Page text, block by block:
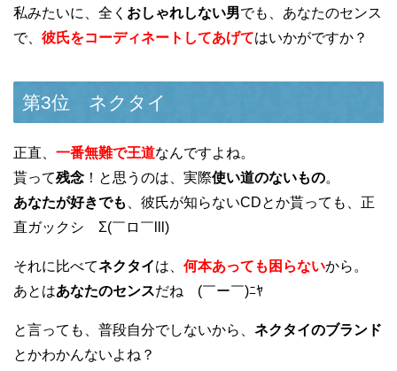
私みたいに、全く おしゃれしない男でも、あなたのセンス
で、 彼氏をコーディネートしてあげてはいかがですか？
第3位 ネクタイ
正直、 一番無難で王道なんですよね。
貰って残念 ！と思うのは、実際使い道のないもの。
あなたが好きでも
、彼氏が知らないCDとか貰っても、正
直ガックシ Σ(￣ロ￣lll)
それに比べてネクタイは、 何本あっても困らないから。
あとはあなたのセンスだね (￣ー￣)ﾆﾔ
と言っても、普段自分でしないから、 ネクタイのブランド
とかわかんないよね？